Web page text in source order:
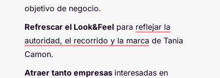
objetivo de negocio.
Refrescar el Look&Feel para reflejar la
autoridad, el recorrido y la marca de Tania
Camon.
Atraer tanto empresas interesadas en